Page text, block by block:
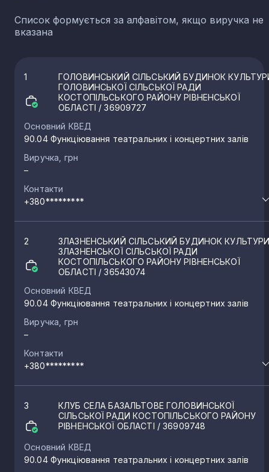
Список формується за алфавітом, якщо виручка не
вказана
1
ГОЛОВИНСЬКИЙ СІЛЬСЬКИЙ БУДИНОК
ГОЛОВИНСЬКОЇ СІЛЬСЬКОЇ РАДИ
КОСТОПІЛЬСЬКОГО РАЙОНУ РІВНЕНСЬКОЇ
ОБЛАСТІ / 36909727
Основний КВЕД
90.04 Функціювання театральних і концертних залів
Виручка, грн
–
Контакти
+380*********
2
ЗЛАЗНЕНСЬКИЙ СІЛЬСЬКИЙ БУДИНОК
ЗЛАЗНЕНСЬКОЇ СІЛЬСЬКОЇ РАДИ
КОСТОПІЛЬСЬКОГО РАЙОНУ РІВНЕНСЬКОЇ
ОБЛАСТІ / 36543074
Основний КВЕД
90.04 Функціювання театральних і концертних залів
Виручка, грн
–
Контакти
+380*********
3
КЛУБ СЕЛА БАЗАЛЬТОВЕ ГОЛОВИНСЬКОЇ
СІЛЬСЬКОЇ РАДИ КОСТОПІЛЬСЬКОГО РАЙОНУ
РІВНЕНСЬКОЇ ОБЛАСТІ / 36909748
Основний КВЕД
90.04 Функціювання театральних і концертних залів